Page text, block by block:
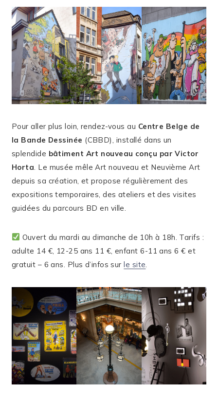
Pour aller plus loin, rendez-vous au Centre Belge de
la Bande Dessinée (CBBD), installé dans un
splendide bâtiment Art nouveau conçu par Victor
Horta. Le musée mêle Art nouveau et Neuvième Art
depuis sa création, et propose régulièrement des
expositions temporaires, des ateliers et des visites
guidées du parcours BD en ville.
Ouvert du mardi au dimanche de 10h à 18h. Tarifs :
adulte 14 €, 12-25 ans 11 €, enfant 6-11 ans 6 € et
gratuit – 6 ans. Plus d’infos surle site.